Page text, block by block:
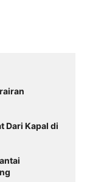
Dari Kapal di